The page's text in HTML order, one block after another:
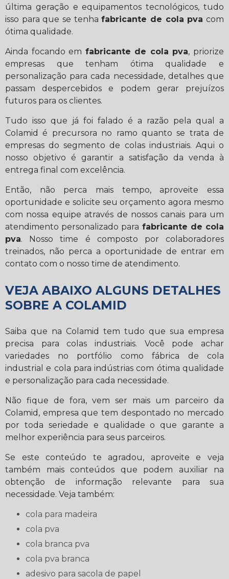
última geração e equipamentos tecnológicos, tudo
isso para que se tenhafabricante de cola pva com
ótima qualidade.
Ainda focando em fabricante de cola pva, priorize
empresas que tenham ótima qualidade e
personalização para cada necessidade, detalhes que
passam despercebidos e podem gerar prejuízos
futuros para os clientes.
Tudo isso que já foi falado é a razão pela qual a
Colamid é precursora no ramo quanto se trata de
empresas do segmento de colas industriais. Aqui o
nosso objetivo é garantir a satisfação da venda à
entrega final com excelência.
Então, não perca mais tempo, aproveite essa
oportunidade e solicite seu orçamento agora mesmo
com nossa equipe através de nossos canais para um
atendimento personalizado para fabricante de cola
pva. Nosso time é composto por colaboradores
treinados, não perca a oportunidade de entrar em
contato com o nosso time de atendimento.
VEJA ABAIXO ALGUNS DETALHES
SOBRE A COLAMID
Saiba que na Colamid tem tudo que sua empresa
precisa para colas industriais. Você pode achar
variedades no portfólio como fábrica de cola
industrial e cola para indústrias com ótima qualidade
e personalização para cada necessidade.
Não fique de fora, vem ser mais um parceiro da
Colamid, empresa que tem despontado no mercado
por toda seriedade e qualidade o que garante a
melhor experiência para seus parceiros.
Se este conteúdo te agradou, aproveite e veja
também mais conteúdos que podem auxiliar na
obtenção de informação relevante para sua
necessidade. Veja também:
cola para madeira
cola pva
cola branca pva
cola pva branca
adesivo para sacola de papel